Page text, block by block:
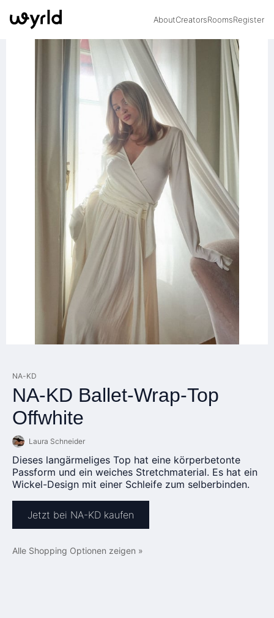
AboutCreatorsRoomsRegister
NA-KD
NA-KD Ballet-Wrap-Top
Offwhite
Laura Schneider
Dieses langärmeliges Top hat eine körperbetonte
Passform und ein weiches Stretchmaterial. Es hat ein
Wickel-Design mit einer Schleife zum selberbinden.
Jetzt bei NA-KD kaufen
Alle Shopping Optionen zeigen »